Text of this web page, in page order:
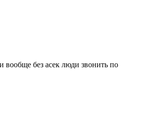
вообще без асек люди звонить по